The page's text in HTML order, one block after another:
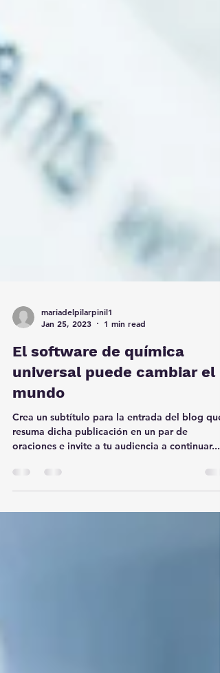
Jan 25, 2023
1 min read
El software de química
universal puede cambiar el
mundo
Crea un subtítulo para la entrada del blog que
oraciones e invite a tu audiencia a continuar...